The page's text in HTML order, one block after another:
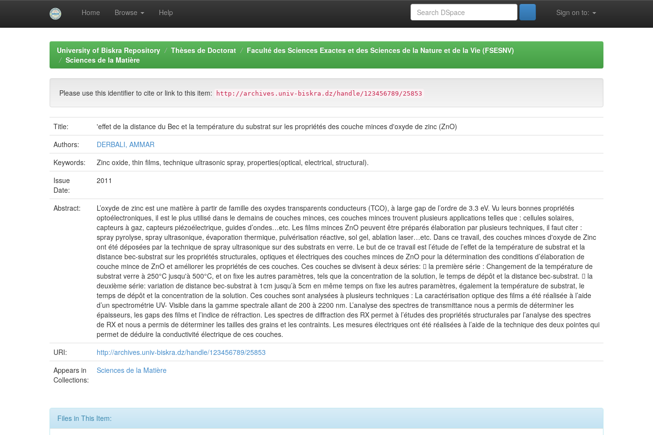
Home Browse Help Sign on to:
University of Biskra Repository Thèses de Doctorat
Faculté des Sciences Exactes et des Sciences de la Nature et de la Vie (FSESNV)
Sciences de la Matière
Please use this identifier to cite or link to this item: http://archives.univ-biskra.dz/handle/123456789/25853
Title:
'effet de la distance du Bec et la température du substrat sur les propriétés des couche minces d'oxyde de zinc (ZnO)
Authors:
DERBALI, AMMAR
Keywords:
Zinc oxide, thin films, technique ultrasonic spray, properties(optical, electrical, structural).
Issue
Date:
2011
Abstract:
L’oxyde de zinc est une matière à partir de famille des oxydes transparents conducteurs (TCO), à large gap de l’ordre de 3.3 eV. Vu leurs bonnes propriétés
optoélectroniques, il est le plus utilisé dans le demains de couches minces, ces couches minces trouvent plusieurs applications telles que : cellules solaires,
capteurs à gaz, capteurs piézoélectrique, guides d’ondes…etc. Les films minces ZnO peuvent être préparés élaboration par plusieurs techniques, il faut citer :
spray pyrolyse, spray ultrasonique, évaporation thermique, pulvérisation réactive, sol gel, ablation laser…etc. Dans ce travail, des couches minces d'oxyde de Zinc
ont été déposées par la technique de spray ultrasonique sur des substrats en verre. Le but de ce travail est l’étude de l’effet de la température de substrat et la
distance bec-substrat sur les propriétés structurales, optiques et électriques des couches minces de ZnO pour la détermination des conditions d’élaboration de
couche mince de ZnO et améliorer les propriétés de ces couches. Ces couches se divisent à deux séries:  la première série : Changement de la température de
substrat verre à 250°C jusqu'à 500°C, et on fixe les autres paramètres, tels que la concentration de la solution, le temps de dépôt et la distance bec-substrat.  la
deuxième série: variation de distance bec-substrat à 1cm jusqu’à 5cm en même temps on fixe les autres paramètres, également la température de substrat, le
temps de dépôt et la concentration de la solution. Ces couches sont analysées à plusieurs techniques : La caractérisation optique des films a été réalisée à l’aide
d’un spectrométrie UV- Visible dans la gamme spectrale allant de 200 à 2200 nm. L’analyse des spectres de transmittance nous a permis de déterminer les
épaisseurs, les gaps des films et l’indice de réfraction. Les spectres de diffraction des RX permet à l’études des propriétés structurales par l’analyse des spectres
de RX et nous a permis de déterminer les tailles des grains et les contraints. Les mesures électriques ont été réalisées à l’aide de la technique des deux pointes qui
permet de déduire la conductivité électrique de ces couches.
URI:
http://archives.univ-biskra.dz/handle/123456789/25853
Appears in
Collections:
Sciences de la Matière
Files in This Item: